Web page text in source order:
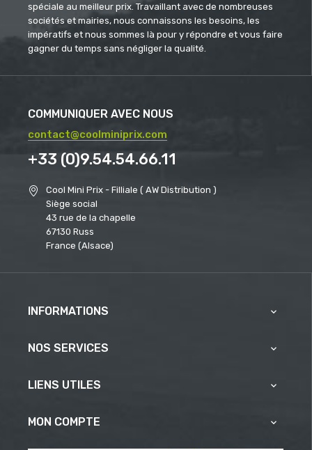
spéciale au meilleur prix. Travaillant avec de nombreuses
sociétés et mairies, nous connaissons les besoins, les
impératifs et nous sommes là pour y répondre et vous faire
gagner du temps sans négliger la qualité.
COMMUNIQUER AVEC NOUS
contact@coolminiprix.com
+33 (0)9.54.54.66.11
Cool Mini Prix - Filliale ( AW Distribution )
Siège social
43 rue de la chapelle
67130 Russ
France (Alsace)
INFORMATIONS 
NOS SERVICES 
LIENS UTILES 
MON COMPTE 